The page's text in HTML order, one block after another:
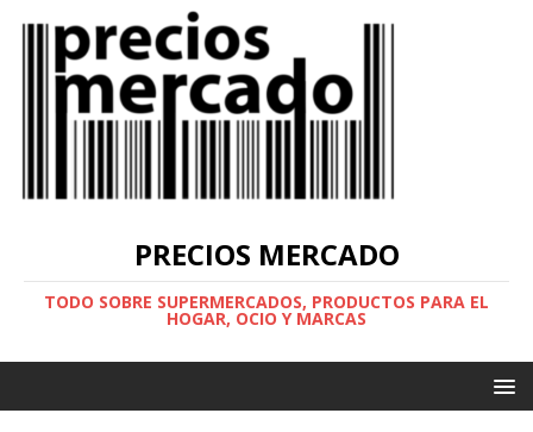
PRECIOS MERCADO
TODO SOBRE SUPERMERCADOS, PRODUCTOS PARA EL
HOGAR, OCIO Y MARCAS